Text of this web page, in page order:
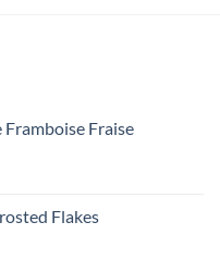
Framboise Fraise
Flakes